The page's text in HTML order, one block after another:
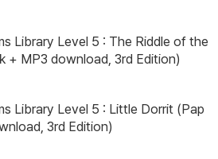
Library Level 5 : The Riddle of the
+ MP3 download, 3rd Edition)
Library Level 5 : Little Dorrit (Pap
3rd Edition)